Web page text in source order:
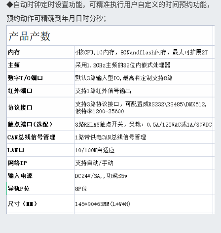
◆自动时钟定时设置功能，可精准执行用户自定义的时间预约功能，
预约动作可精确到年月日时分秒；